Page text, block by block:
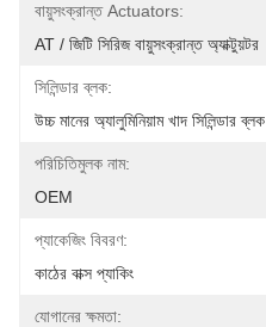
বায়ুসংক্রান্ত Actuators:
AT / জিটি সিরিজ বায়ুসংক্রান্ত অ্যাক্টুয়টর
সিলিন্ডার ব্লক:
উচ্চ মানের অ্যালুমিনিয়াম খাদ সিলিন্ডার ব্লক
পরিচিতিমুলক নাম:
OEM
প্যাকেজিং বিবরণ:
কাঠের বাক্স প্যাকিং
যোগানের ক্ষমতা: